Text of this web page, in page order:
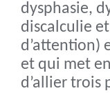
dysphasie,
discalculie
d’attention)
et qui met
d’allier trois